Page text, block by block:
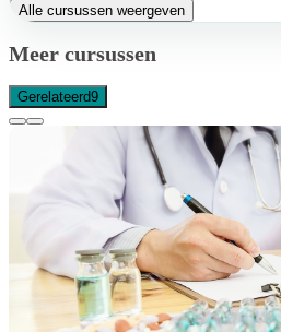
Alle cursussen weergeven
Meer cursussen
Gerelateerd9